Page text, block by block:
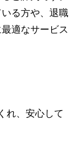
る方や、退職
適なサービス
れ、安心して